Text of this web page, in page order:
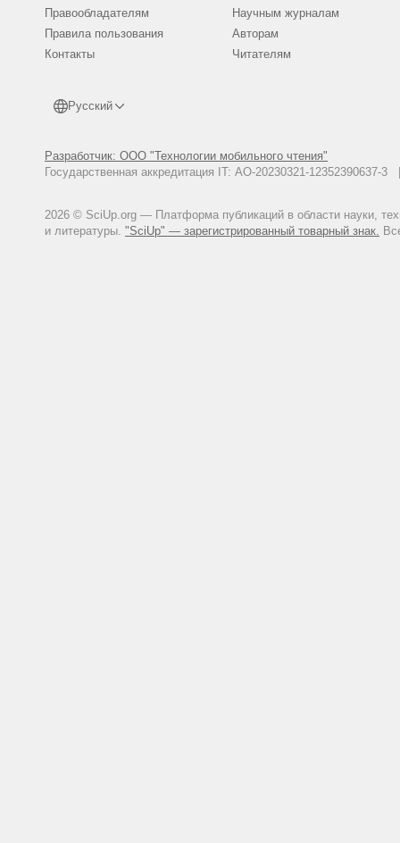
Правообладателям
Правила пользования
Контакты
Русский
Разработчик: ООО "Технологии мобильного чтения"
Государственная аккредитация IT: АО-20230321-
2026 © SciUp.org — Платформа публикаций в области науки,
и литературы. "SciUp" — зарегистрированный товарный знак.
Научным журналам
Авторам
Читателям